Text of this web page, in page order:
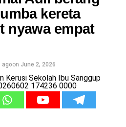
kereta
nyawa empat
agoon June 2, 2026